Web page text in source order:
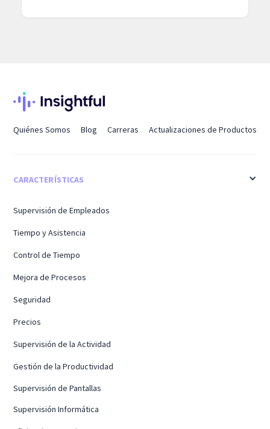
Quiénes Somos Blog Carreras Actualizaciones de Productos
CARACTERÍSTICAS
Supervisión de Empleados
Tiempo y Asistencia
Control de Tiempo
Mejora de Procesos
Seguridad
Precios
Supervisión de la Actividad
Gestión de la Productividad
Supervisión de Pantallas
Supervisión Informática